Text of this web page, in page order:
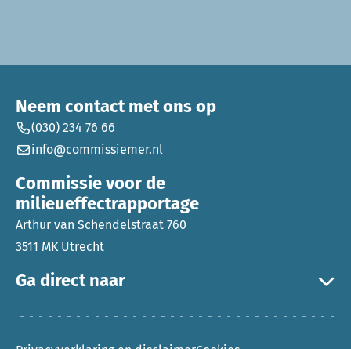
Ga direct naar
Neem contact met ons op
(030) 234 76 66
info@commissiemer.nl
Commissie voor de
milieueffectrapportage
Arthur van Schendelstraat 760
3511 MK Utrecht